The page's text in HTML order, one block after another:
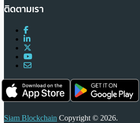
ติดตามเรา
Siam Blockchain Copyright © 2026.